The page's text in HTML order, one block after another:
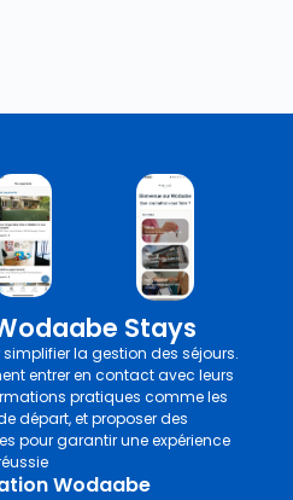
Stays
la gestion des séjours.
entrer en contact avec leurs
pratiques comme les
départ, et proposer des
pour garantir une expérience
Wodaabe